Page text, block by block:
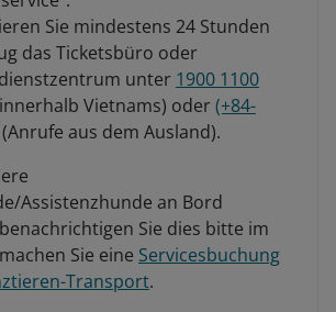
Sie mindestens 24 Stunden
das Ticketsbüro oder
unter 1900 1100
Vietnams) oder(+84-
(Anrufe aus dem Ausland).
Assistenzhunde an Bord
Sie dies bitte im
Sie eine Servicesbuchung
Transport.